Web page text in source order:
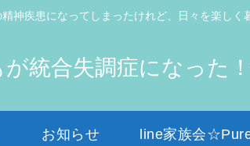
神疾患になってしまったけれど、日々を楽し
統合失調症になった
お知らせ